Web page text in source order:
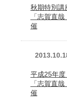
奈
秋期特別講
「志賀直
催
平成25年
「志賀直
催